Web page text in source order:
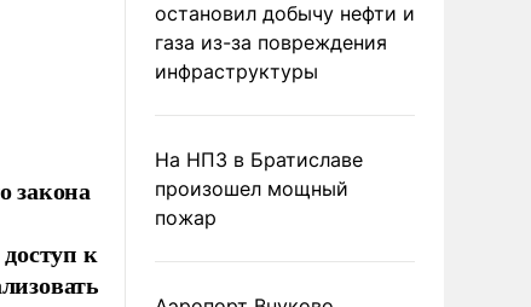
закона
к
остановил добычу нефти и
газа из-за повреждения
инфраструктуры
На НПЗ в Братиславе
произошел мощный
пожар